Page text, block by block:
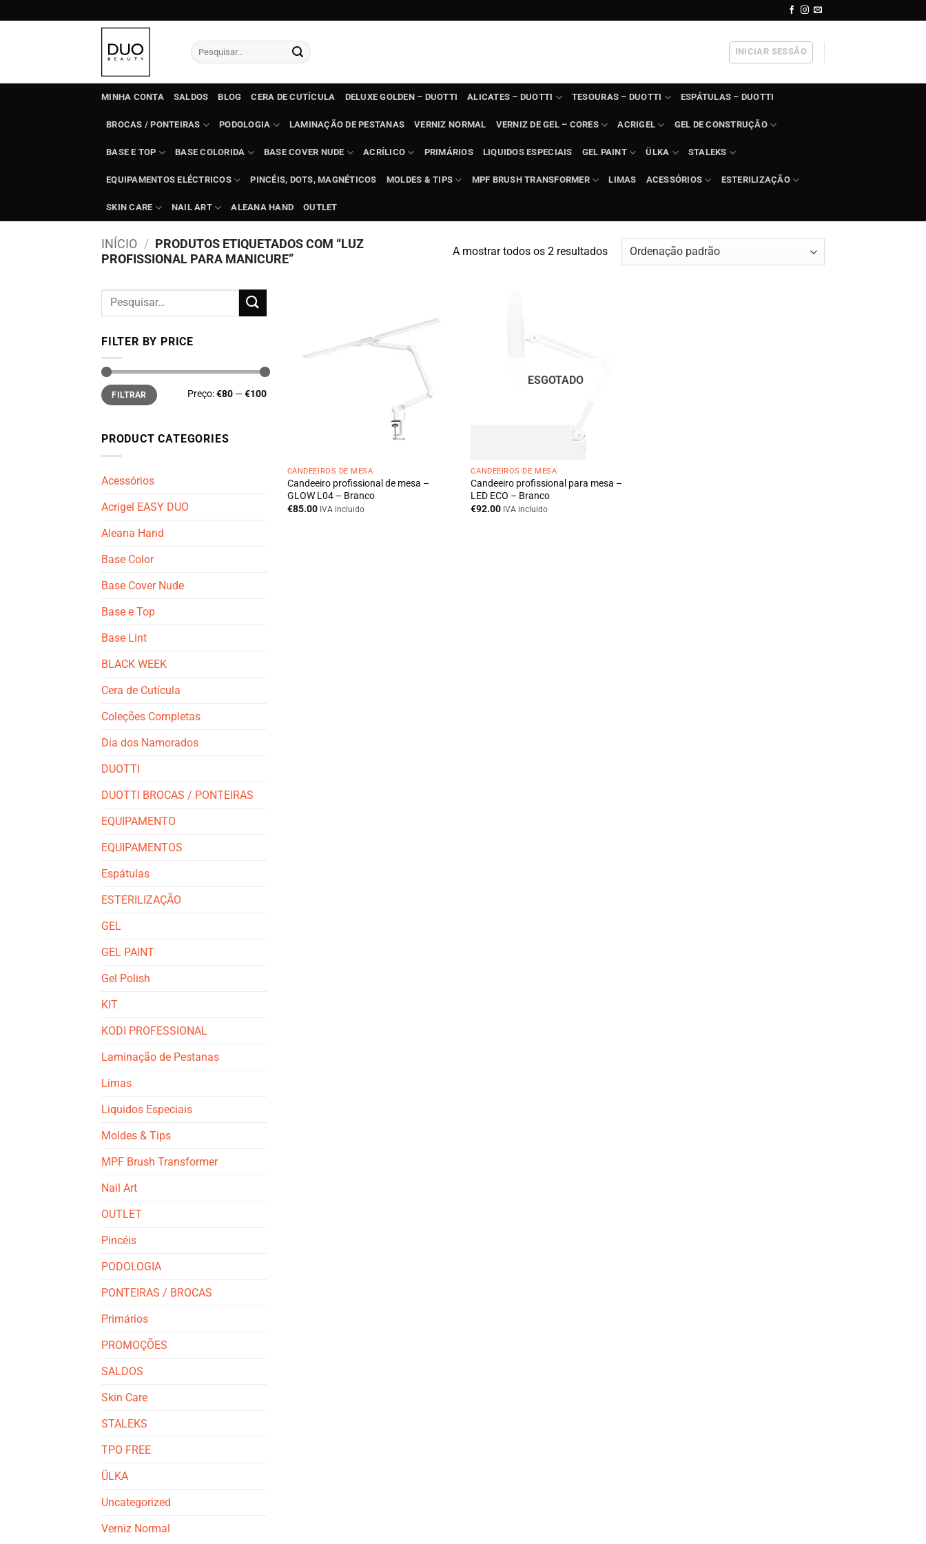
to
Pesquisar
por:
INICIAR SESSÃO
MINHA CONTA SALDOS BLOG CERA DE CUTÍCULA DELUXE GOLDEN – DUOTTI ALICATES – DUOTTI TESOURAS – DUOTTI ESPÁTULAS – DUOTTI
BROCAS / PONTEIRAS PODOLOGIA LAMINAÇÃO DE PESTANAS VERNIZ NORMAL VERNIZ DE GEL – CORES ACRIGEL GEL DE CONSTRUÇÃO
BASE E TOP BASE COLORIDA BASE COVER NUDE ACRÍLICO PRIMÁRIOS LIQUIDOS ESPECIAIS GEL PAINT ÜLKA STALEKS
EQUIPAMENTOS ELÉCTRICOS PINCÉIS, DOTS, MAGNÉTICOS MOLDES & TIPS MPF BRUSH TRANSFORMER LIMAS ACESSÓRIOS ESTERILIZAÇÃO
SKIN CARE NAIL ART ALEANA HAND OUTLET
INÍCIO / PRODUTOS ETIQUETADOS COM “LUZ
PROFISSIONAL PARA MANICURE”
A mostrar todos os 2 resultados
Pesquisar
FILTER BY PRICE
Preço
mínimo
Preço
máximo
FILTRAR Preço:€80 —€100
PRODUCT CATEGORIES
Acessórios
Acrigel EASY DUO
Aleana Hand
Base Color
Base Cover Nude
Base e Top
Base Lint
BLACK WEEK
Cera de Cutícula
Coleções Completas
Dia dos Namorados
DUOTTI
DUOTTI BROCAS / PONTEIRAS
EQUIPAMENTO
EQUIPAMENTOS
Espátulas
ESTERILIZAÇÃO
GEL
GEL PAINT
Gel Polish
KIT
KODI PROFESSIONAL
Laminação de Pestanas
Limas
Liquidos Especiais
Moldes & Tips
MPF Brush Transformer
Nail Art
OUTLET
Pincéis
PODOLOGIA
PONTEIRAS / BROCAS
Primários
PROMOÇÕES
SALDOS
Skin Care
STALEKS
TPO FREE
ÜLKA
Uncategorized
Verniz Normal
CANDEEIROS DE MESA
Candeeiro profissional de mesa –
GLOW L04 – Branco
€85.00 IVA incluido
ESGOTADO
CANDEEIROS DE MESA
Candeeiro profissional para mesa –
LED ECO – Branco
€92.00 IVA incluido